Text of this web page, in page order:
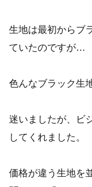
生地は最初からブ
ていたのですが…
色んなブラック生
迷いましたが、ビ
してくれました。
価格が違う生地を